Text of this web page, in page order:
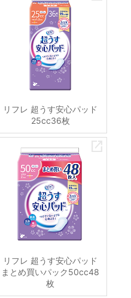
リフレ 超うす安心パッド
25cc36枚
リフレ 超うす安心パッド
まとめ買いパック50cc48
枚